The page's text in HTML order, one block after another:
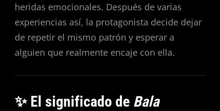
heridas emocionales. Después de varias
experiencias así, la protagonista decide dejar
de repetir el mismo patrón y esperar a
alguien que realmente encaje con ella.
✨ El significado de Bala